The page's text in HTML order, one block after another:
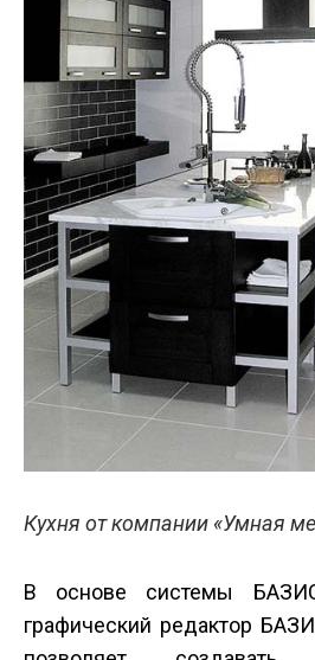
Кухня от компании «Умная
В основе системы
графический редактор